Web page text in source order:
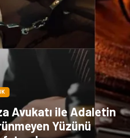
Avukatı ile Adaletin
Yüzünü